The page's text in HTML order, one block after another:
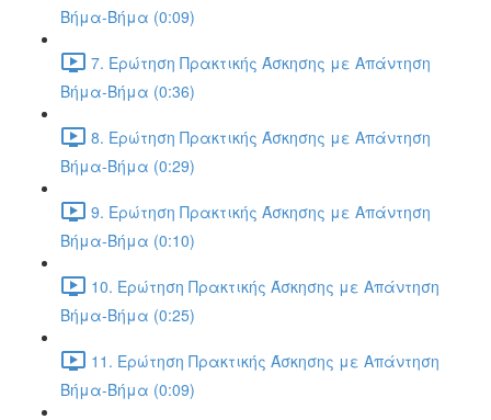
Βήμα-Βήμα (0:09)
7. Ερώτηση Πρακτικής Άσκησης με Απάντηση
Βήμα-Βήμα (0:36)
8. Ερώτηση Πρακτικής Άσκησης με Απάντηση
Βήμα-Βήμα (0:29)
9. Ερώτηση Πρακτικής Άσκησης με Απάντηση
Βήμα-Βήμα (0:10)
10. Ερώτηση Πρακτικής Άσκησης με Απάντηση
Βήμα-Βήμα (0:25)
11. Ερώτηση Πρακτικής Άσκησης με Απάντηση
Βήμα-Βήμα (0:09)